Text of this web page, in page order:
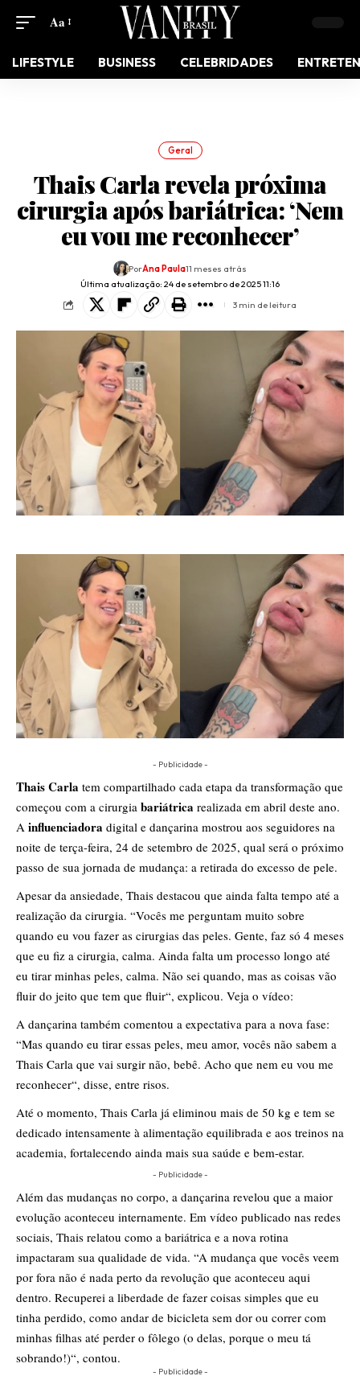
Aa
LIFESTYLE BUSINESS CELEBRIDADES
Geral
Thais Carla revela próxima
cirurgia após bariátrica: ‘Nem
eu vou me reconhecer’
Última atualização: 24 de setembro de 2025 11:16
PorAna Paula11 meses atrás
3 min de leitura
- Publicidade -
Thais Carla tem compartilhado cada etapa da transformação que
começou com a cirurgia bariátrica realizada em abril deste ano.
A influenciadora digital e dançarina mostrou aos seguidores na
noite de terça-feira, 24 de setembro de 2025, qual será o próximo
passo de sua jornada de mudança: a retirada do excesso de pele.
Apesar da ansiedade, Thais destacou que ainda falta tempo até a
realização da cirurgia. “Vocês me perguntam muito sobre
quando eu vou fazer as cirurgias das peles. Gente, faz só 4 meses
que eu fiz a cirurgia, calma. Ainda falta um processo longo até
eu tirar minhas peles, calma. Não sei quando, mas as coisas vão
fluir do jeito que tem que fluir“, explicou. Veja o vídeo:
A dançarina também comentou a expectativa para a nova fase:
“Mas quando eu tirar essas peles, meu amor, vocês não sabem a
Thais Carla que vai surgir não, bebê. Acho que nem eu vou me
reconhecer“, disse, entre risos.
Até o momento, Thais Carla já eliminou mais de 50 kg e tem se
dedicado intensamente à alimentação equilibrada e aos treinos na
academia, fortalecendo ainda mais sua saúde e bem-estar.
- Publicidade -
Além das mudanças no corpo, a dançarina revelou que a maior
evolução aconteceu internamente. Em vídeo publicado nas redes
sociais, Thais relatou como a bariátrica e a nova rotina
impactaram sua qualidade de vida. “A mudança que vocês veem
por fora não é nada perto da revolução que aconteceu aqui
dentro. Recuperei a liberdade de fazer coisas simples que eu
tinha perdido, como andar de bicicleta sem dor ou correr com
minhas filhas até perder o fôlego (o delas, porque o meu tá
sobrando!)“, contou.
- Publicidade -